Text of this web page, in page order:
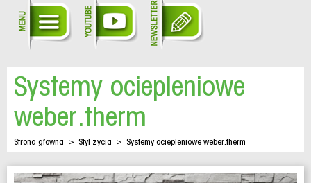
Systemy ociepleniowe
weber.therm
Strona główna > Styl życia > Systemy ociepleniowe weber.therm